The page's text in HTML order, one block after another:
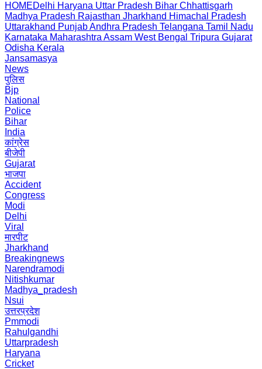
HOMEDelhi Haryana Uttar Pradesh Bihar Chhattisgarh
Madhya Pradesh Rajasthan Jharkhand Himachal Pradesh
Uttarakhand PunjabAndhra Pradesh Telangana Tamil Nadu
Karnataka Maharashtra Assam West Bengal Tripura Gujarat
Odisha Kerala
Jansamasya
News
पुलिस
Bjp
National
Police
Bihar
India
कांग्रेस
बीजेपी
Gujarat
भाजपा
Accident
Congress
Modi
Delhi
Viral
मारपीट
Jharkhand
Breakingnews
Narendramodi
Nitishkumar
Madhya_pradesh
Nsui
उत्तरप्रदेश
Pmmodi
Rahulgandhi
Uttarpradesh
Haryana
Cricket